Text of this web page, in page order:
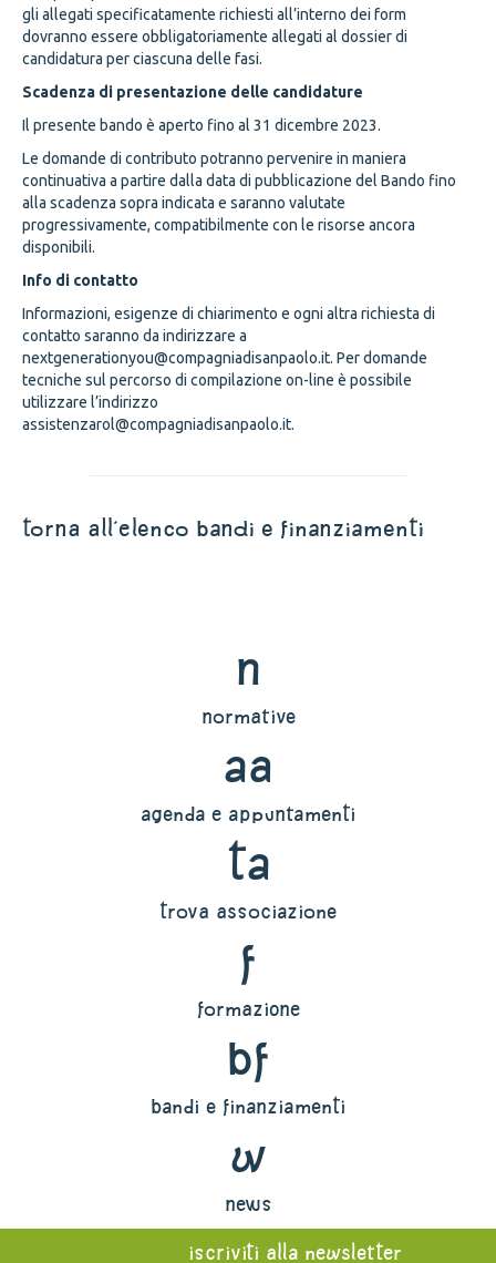
gli allegati specificatamente richiesti all’interno dei form
dovranno essere obbligatoriamente allegati al dossier di
candidatura per ciascuna delle fasi.
Scadenza di presentazione delle candidature
Il presente bando è aperto fino al 31 dicembre 2023.
Le domande di contributo potranno pervenire in maniera
continuativa a partire dalla data di pubblicazione del Bando fino
alla scadenza sopra indicata e saranno valutate
progressivamente, compatibilmente con le risorse ancora
disponibili.
Info di contatto
Informazioni, esigenze di chiarimento e ogni altra richiesta di
contatto saranno da indirizzare a
nextgenerationyou@compagniadisanpaolo.it. Per domande
tecniche sul percorso di compilazione on-line è possibile
utilizzare l’indirizzo
assistenzarol@compagniadisanpaolo.it.
torna all'elenco bandi e finanziamenti
n
normative
aa
agenda e appuntamenti
ta
trova associazione
f
formazione
bf
bandi e finanziamenti
w
news
iscriviti alla newsletter